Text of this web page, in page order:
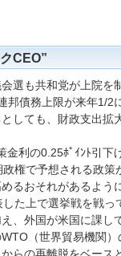
CEO”
選も共和党が上院を
債務上限が来年1/2
しても、財政支出拡
利の0.25ﾎﾟｲﾝﾄ引下
権で予想される政策
るおそれがあるよう
た上で選挙戦を戦
、外国が米国に課し
（世界貿易機関）